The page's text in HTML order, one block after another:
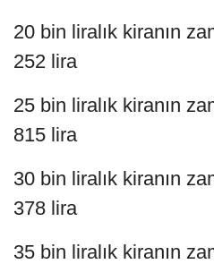
20 bin liralık kiranın
252 lira
25 bin liralık kiranın
815 lira
30 bin liralık kiranın
378 lira
35 bin liralık kiranın